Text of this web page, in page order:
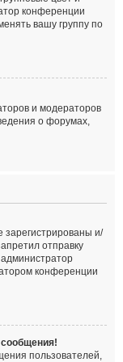
конференции
вашу группу по
и модераторов
о форумах,
и/
отправку
конференции
пользователей,